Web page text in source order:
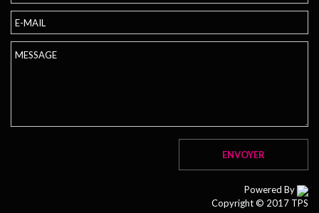
Powered By
Copyright © 2017 TPS